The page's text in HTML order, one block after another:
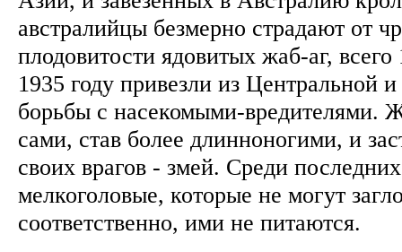
австралийцы безмерно страдают от
плодовитости ядовитых жаб-аг,
1935 году привезли из
борьбы с насекомыми-вредителями.
сами, став более длинноногими, и
своих врагов - змей. Среди
мелкоголовые, которые не могут
соответственно, ими не питаются.